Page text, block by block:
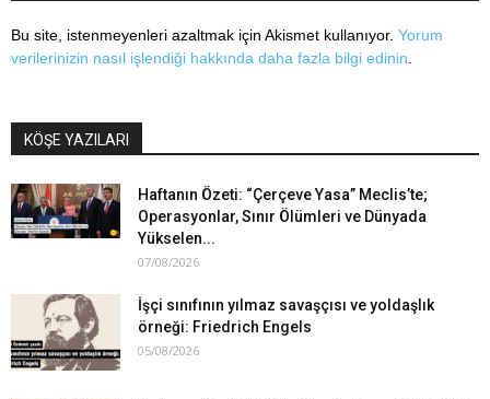
Bu site, istenmeyenleri azaltmak için Akismet kullanıyor. Yorum
verilerinizin nasıl işlendiği hakkında daha fazla bilgi edinin
KÖŞE YAZILARI
Haftanın Özeti: “Çerçeve Yasa” Meclis’te;
Operasyonlar, Sınır Ölümleri ve Dünyada
Yükselen...
07/08/2026
İşçi sınıfının yılmaz savaşçısı ve yoldaşlık
örneği: Friedrich Engels
05/08/2026